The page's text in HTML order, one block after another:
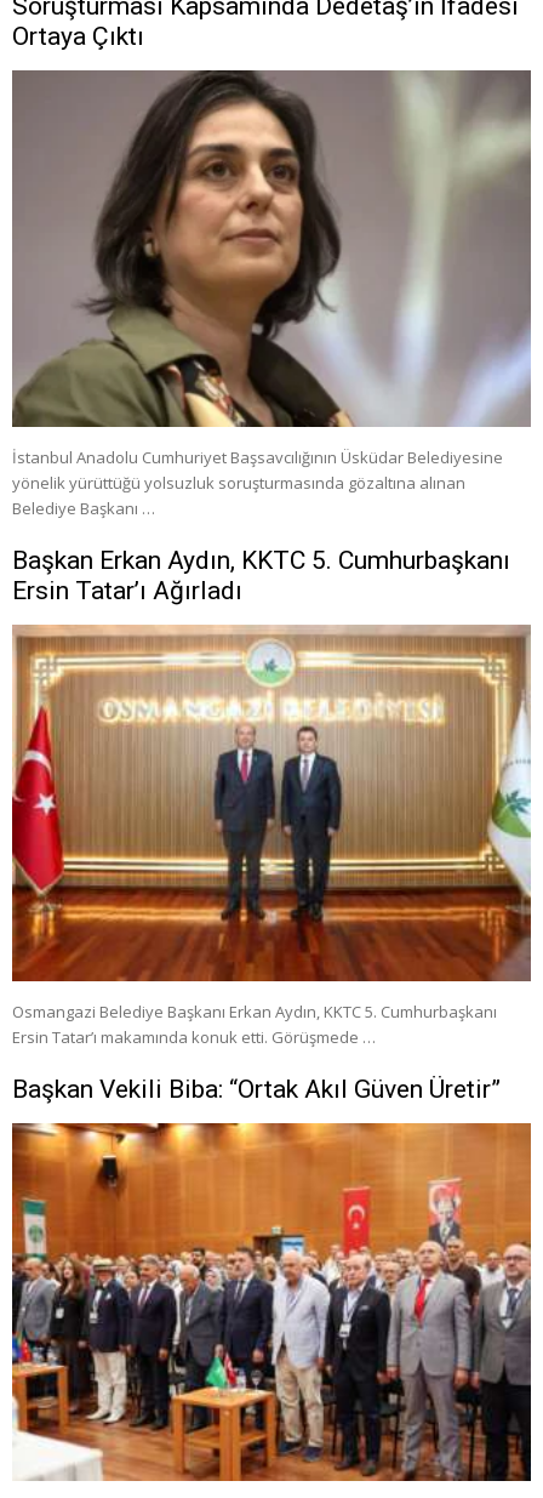
Soruşturması Kapsamında Dedetaş’ın İfadesi
Ortaya Çıktı
İstanbul Anadolu Cumhuriyet Başsavcılığının Üsküdar Belediyesine
yönelik yürüttüğü yolsuzluk soruşturmasında gözaltına alınan
Belediye Başkanı …
Başkan Erkan Aydın, KKTC 5. Cumhurbaşkanı
Ersin Tatar’ı Ağırladı
Osmangazi Belediye Başkanı Erkan Aydın, KKTC 5. Cumhurbaşkanı
Ersin Tatar’ı makamında konuk etti. Görüşmede …
Başkan Vekili Biba: “Ortak Akıl Güven Üretir”